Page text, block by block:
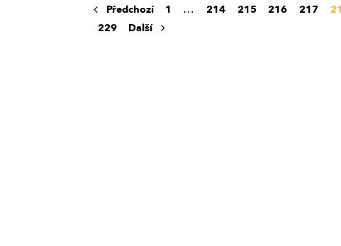
POSTS
Předchozí 1 … 214 215 216 217
229 Další